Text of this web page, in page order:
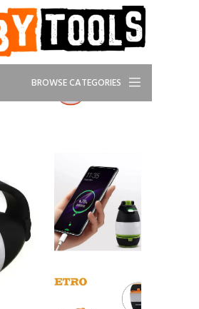
BROWSE CATEGORIES
-21%